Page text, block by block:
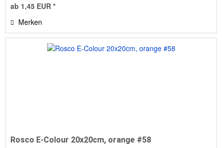
ab 1,45 EUR *
Merken
Rosco E-Colour 20x20cm, orange #58